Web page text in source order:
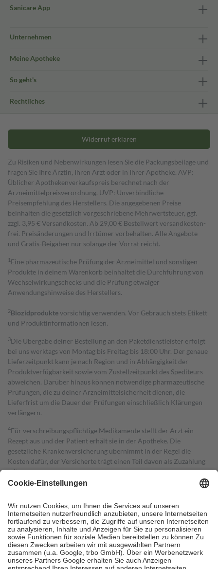
Sanicare App
Unternehmen
Meine Apotheke
So geht's
Rechtliches
Widerruf erklären
Zu Risiken und Nebenwirkungen lesen Sie die Packungsbeilage und
fragen Sie Ihre Ärztin, Ihren Arzt oder in Ihrer Apotheke. AVP:
Üblicher Apothekenverkaufspreis berechnet nach der
Arzneimittelpreisverordnung. UVP: Unverbindliche
Preisempfehlung des Herstellers. Die angegebenen Preise
beinhalten die gesetzlich vorgeschriebene Mehrwertsteuer, ggf.
zzgl. 3,95 € Versandkosten. Ab 29,00 € Bestell­wert versand­kosten­
frei. Preisänderungen und Irrtümer vorbehalten. Alle Angebote
und Gratis-Beigaben nur solange der Vorrat reicht.
1 Eine pharmazeutische Prüfung der Arzneimittel und sonstigen
Produkte in deinem Warenkorb beinhaltet die Durchführung von
Wechselwirkungschecks und die Prüfung etwaiger
Anwendungshinweise des Herstellers.
2Biozidproduktevorsichtig verwenden. Vor Gebrauch stets Etikett
und Produktinformationen lesen.
3Die Übergabe deiner Bestellung an den Paketdienstleister erfolgt
bei uns werktags von Montag bis Freitag bis 18:00 Uhr. Der genaue
Lieferzeitpunkt kann je nach Region und in Abhängigkeit der
Produktverfügbarkeit sowie vom Zustellzeitpunkt des Spediteurs
abweichen. Darüber hinaus können notwendige pharmazeutische
Prüfungen, die zu deiner Arzneimittelsicherheit dienen, die
Lieferfrist um die Dauer der Prüfungen einschließlich Klärungen
verlängern.
4Für verschreibungspflichtige Medikamente stellt der Arzt ein
Rezept aus und der Patient erhält sie in der Apotheke. Die
gesetzliche Krankenversicherung übernimmt in der Regel die
Kosten dafür, der Versicherte trägt einen Teil davon als Zuzahlung
mit.
Grundsätzlich leisten Mitglieder Zuzahlungen in Höhe von zehn
höchstens zehn Euro.
Es sind jedoch nie mehr als die tatsächlichen
Kosten der Leistung zu entrichten.
Diese Regeln gelten grundsätzlich auch für Online-Apotheken.
Bei Heilmitteln und häuslicher Krankenpflege beträgt die
Zuzahlung zehn Prozent der Kosten sowie zehn Euro je
Verordnung.
Um das Engagement der Versicherten für ihre eigene Gesundheit zu